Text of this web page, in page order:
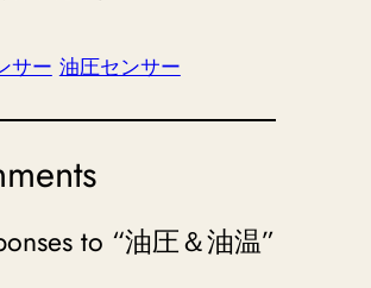
サー 油圧センサー
to “油圧＆油温”